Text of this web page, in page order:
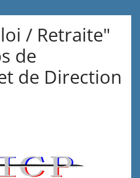
/ Retraite"
de
de Direction